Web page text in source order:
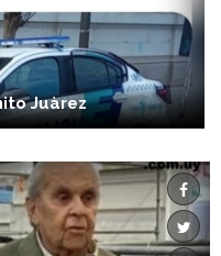
Juàrez